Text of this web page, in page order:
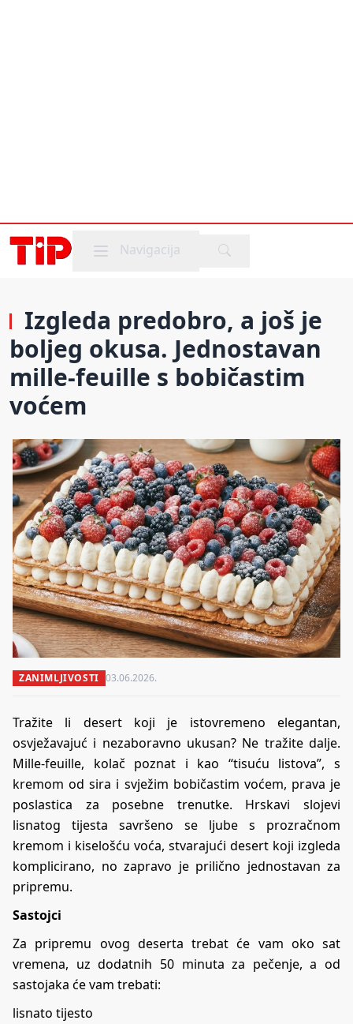
Mobile menu
Navigacija
Izgleda predobro, a još je
boljeg okusa. Jednostavan
mille-feuille s bobičastim
voćem
ZANIMLJIVOSTI 03.06.2026.
Tražite li desert koji je istovremeno elegantan,
osvježavajuć i nezaboravno ukusan? Ne tražite dalje.
Mille-feuille, kolač poznat i kao “tisuću listova”, s
kremom od sira i svježim bobičastim voćem, prava je
poslastica za posebne trenutke. Hrskavi slojevi
lisnatog tijesta savršeno se ljube s prozračnom
kremom i kiselošću voća, stvarajući desert koji izgleda
komplicirano, no zapravo je prilično jednostavan za
pripremu.
Sastojci
Za pripremu ovog deserta trebat će vam oko sat
vremena, uz dodatnih 50 minuta za pečenje, a od
sastojaka će vam trebati:
lisnato tijesto